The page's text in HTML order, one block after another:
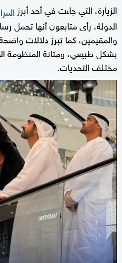
الزيارة، التي جاءت في أحد أبرز
الدولة، رأى متابعون أنها تحمل
والمقيمين، كما تبرز دلالات
بشكل طبيعي، ومتانة المنظومة
مختلف التحديات.